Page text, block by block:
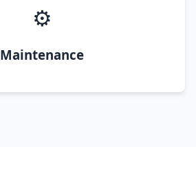
⚙️
Maintenance